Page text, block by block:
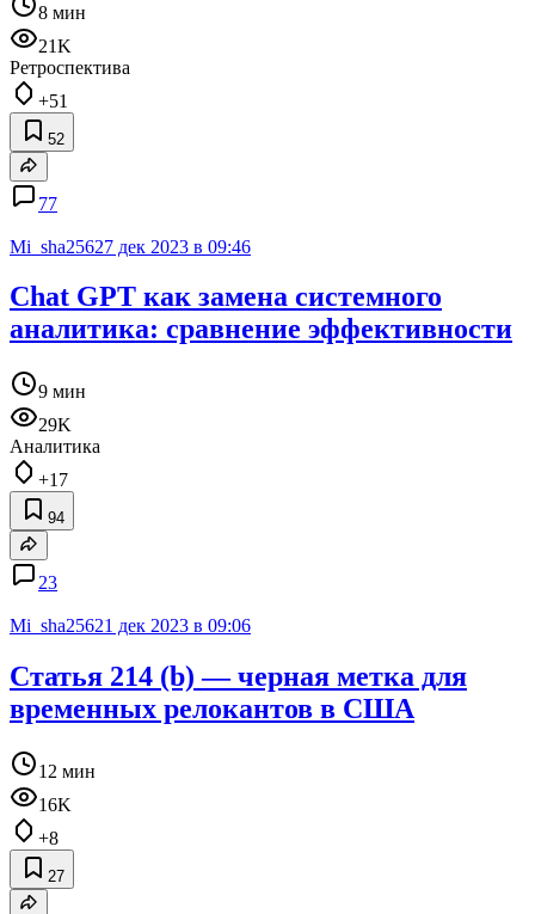
8 мин
21K
Ретроспектива
+51
52
77
Mi_sha25627 дек 2023 в 09:46
Chat GPT как замена системного
аналитика: сравнение эффективности
9 мин
29K
Аналитика
+17
94
23
Mi_sha25621 дек 2023 в 09:06
Статья 214 (b) — черная метка для
временных релокантов в США
12 мин
16K
+8
27